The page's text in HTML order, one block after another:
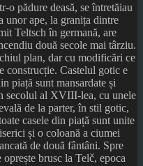
o pădure deasă, se întretăiau
unor ape, la granița dintre
Teltsch în germană, are
două secole mai târziu.
plan, dar cu modificări ce
construcție. Castelul gotic e
piață sunt mansardate și
secolul al XVIII-lea, cu unele
de la parter, în stil gotic,
casele din piață sunt unite
și o coloană a ciumei
de două fântâni. Spre
brusc la Telč, epoca